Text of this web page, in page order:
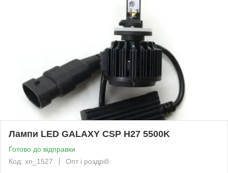
Лампи LED GALAXY CSP H27 5500K
Готово до відправки
Код: xn_1527
Опт і роздріб